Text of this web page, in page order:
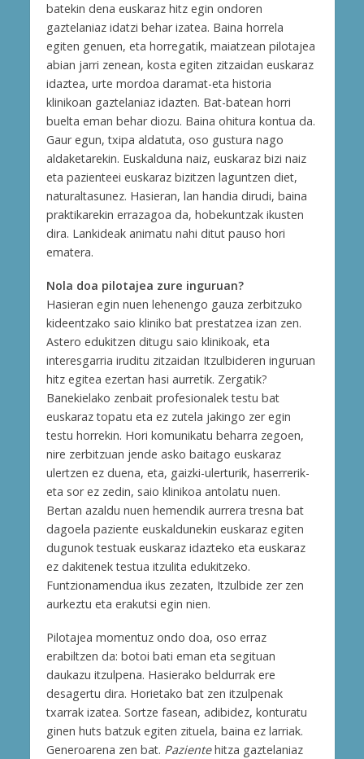
batekin dena euskaraz hitz egin ondoren
gaztelaniaz idatzi behar izatea. Baina horrela
egiten genuen, eta horregatik, maiatzean pilotajea
abian jarri zenean, kosta egiten zitzaidan euskaraz
idaztea, urte mordoa daramat-eta historia
klinikoan gaztelaniaz idazten. Bat-batean horri
buelta eman behar diozu. Baina ohitura kontua da.
Gaur egun, txipa aldatuta, oso gustura nago
aldaketarekin. Euskalduna naiz, euskaraz bizi naiz
eta pazienteei euskaraz bizitzen laguntzen diet,
naturaltasunez. Hasieran, lan handia dirudi, baina
praktikarekin errazagoa da, hobekuntzak ikusten
dira. Lankideak animatu nahi ditut pauso hori
ematera.
Nola doa pilotajea zure inguruan?
Hasieran egin nuen lehenengo gauza zerbitzuko
kideentzako saio kliniko bat prestatzea izan zen.
Astero edukitzen ditugu saio klinikoak, eta
interesgarria iruditu zitzaidan Itzulbideren inguruan
hitz egitea ezertan hasi aurretik. Zergatik?
Banekielako zenbait profesionalek testu bat
euskaraz topatu eta ez zutela jakingo zer egin
testu horrekin. Hori komunikatu beharra zegoen,
nire zerbitzuan jende asko baitago euskaraz
ulertzen ez duena, eta, gaizki-ulerturik, haserrerik-
eta sor ez zedin, saio klinikoa antolatu nuen.
Bertan azaldu nuen hemendik aurrera tresna bat
dagoela paziente euskaldunekin euskaraz egiten
dugunok testuak euskaraz idazteko eta euskaraz
ez dakitenek testua itzulita edukitzeko.
Funtzionamendua ikus zezaten, Itzulbide zer zen
aurkeztu eta erakutsi egin nien.
Pilotajea momentuz ondo doa, oso erraz
erabiltzen da: botoi bati eman eta segituan
daukazu itzulpena. Hasierako beldurrak ere
desagertu dira. Horietako bat zen itzulpenak
txarrak izatea. Sortze fasean, adibidez, konturatu
ginen huts batzuk egiten zituela, baina ez larriak.
Generoarena zen bat. Pazientehitza gaztelaniaz